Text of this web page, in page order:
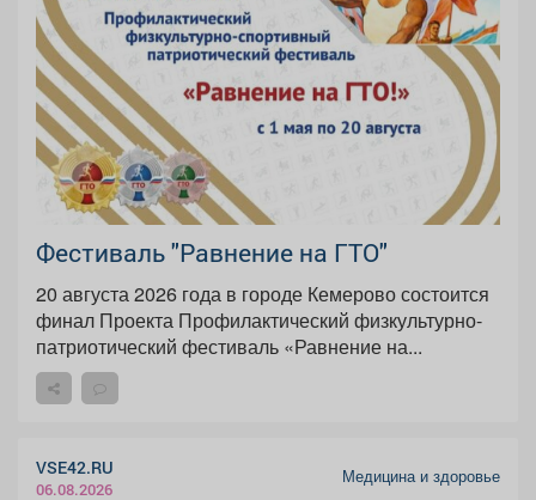
Фестиваль "Равнение на ГТО"
20 августа 2026 года в городе Кемерово состоится
финал Проекта Профилактический физкультурно-
патриотический фестиваль «Равнение на...
VSE42.RU
06.08.2026
Медицина и здоровье